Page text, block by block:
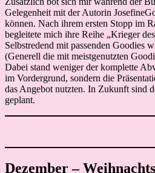
Gelegenheit mit der Autorin
können. Nach ihrem ersten Stopp im
begleitete mich ihre Reihe „Krieger
Selbstredend mit passenden Goodies
(Generell die mit meistgenutzten
Dabei stand weniger der komplette
im Vordergrund, sondern die
das Angebot nutzten. In Zukunft sind
geplant.
Dezember –